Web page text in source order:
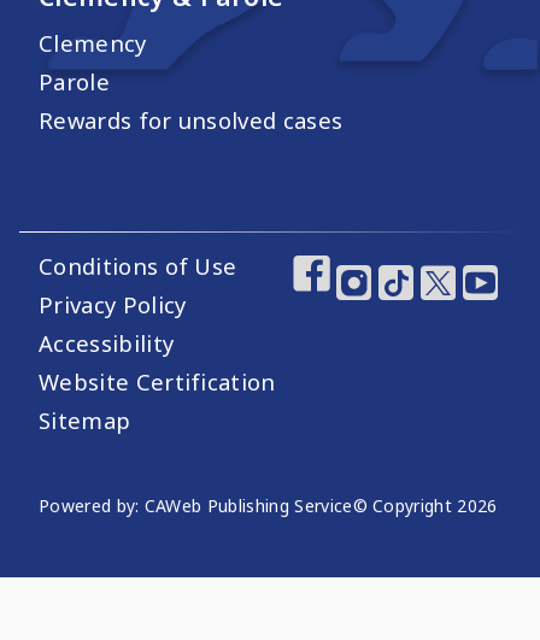
Clemency
Parole
Rewards for unsolved cases
Footer Utility Links
Conditions of Use
Privacy Policy
Accessibility
Website Certification
Sitemap
Footer Social
Website Publishing Information
Powered by: CAWeb Publishing Service© Copyright 2026